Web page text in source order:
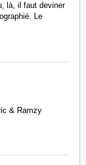
là, il faut deviner
Le
& Ramzy